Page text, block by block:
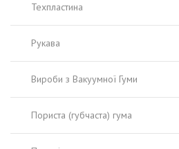
Техпластина
Рукава
Вироби з Вакуумної Гуми
Пориста (губчаста) гума